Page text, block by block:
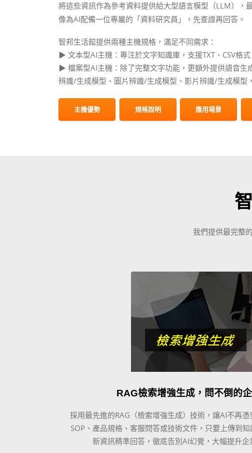
將這些資訊作為參考資料提供給大型語言模型（LLM），
像為AI配備一位專屬的「資料研究員」，先查證再回答。
智邦生活館提供兩種主機規格，滿足不同需求：
▶ 文本型AI主機：專注於文字知識庫，支援TXT、CSV格
▶ 檔案型AI主機：除了完整文字功能，更額外提供語音
辨識/生成模型、圖片辨識/生成模型、影片辨識/生成模型
主機優勢 規格說明 應用場景
我們提供最完整
RAG檢索增強生成，問不倒的
採用最先進的RAG（檢索增強生成）技術，讓AI不再
SOP、產品規格、客服問答或技術文件，只要上傳到
新資訊精準回答，徹底告別AI幻覺，大幅提升企